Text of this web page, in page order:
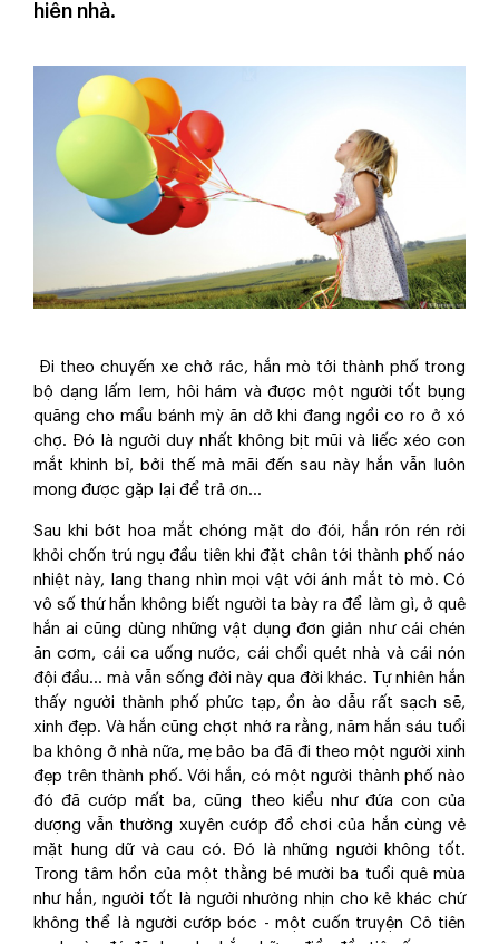
hiên nhà.
Đi theo chuyến xe chở rác, hắn mò tới thành phố trong
bộ dạng lấm lem, hôi hám và được một người tốt bụng
quăng cho mẩu bánh mỳ ăn dở khi đang ngồi co ro ở xó
chợ. Đó là người duy nhất không bịt mũi và liếc xéo con
mắt khinh bỉ, bởi thế mà mãi đến sau này hắn vẫn luôn
mong được gặp lại để trả ơn...
Sau khi bớt hoa mắt chóng mặt do đói, hắn rón rén rời
khỏi chốn trú ngụ đầu tiên khi đặt chân tới thành phố náo
nhiệt này, lang thang nhìn mọi vật với ánh mắt tò mò. Có
vô số thứ hắn không biết người ta bày ra để làm gì, ở quê
hắn ai cũng dùng những vật dụng đơn giản như cái chén
ăn cơm, cái ca uống nước, cái chổi quét nhà và cái nón
đội đầu... mà vẫn sống đời này qua đời khác. Tự nhiên hắn
thấy người thành phố phức tạp, ồn ào dẫu rất sạch sẽ,
xinh đẹp. Và hắn cũng chợt nhớ ra rằng, năm hắn sáu tuổi
ba không ở nhà nữa, mẹ bảo ba đã đi theo một người xinh
đẹp trên thành phố. Với hắn, có một người thành phố nào
đó đã cướp mất ba, cũng theo kiểu như đứa con của
dượng vẫn thường xuyên cướp đồ chơi của hắn cùng vẻ
mặt hung dữ và cau có. Đó là những người không tốt.
Trong tâm hồn của một thằng bé mười ba tuổi quê mùa
như hắn, người tốt là người nhường nhịn cho kẻ khác chứ
không thể là người cướp bóc - một cuốn truyện Cô tiên